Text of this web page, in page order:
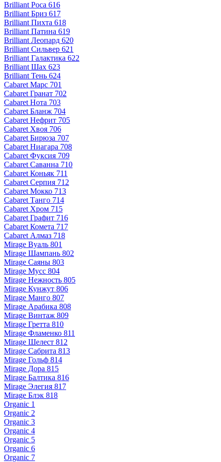
Brilliant Роса 616
Brilliant Бриз 617
Brilliant Пихта 618
Brilliant Патина 619
Brilliant Леопард 620
Brilliant Сильвер 621
Brilliant Галактика 622
Brilliant Шах 623
Brilliant Тень 624
Cabaret Марс 701
Cabaret Гранат 702
Cabaret Нота 703
Cabaret Бланж 704
Cabaret Нефрит 705
Cabaret Хвоя 706
Cabaret Бирюза 707
Cabaret Ниагара 708
Cabaret Фуксия 709
Cabaret Саванна 710
Cabaret Коньяк 711
Cabaret Серпия 712
Cabaret Мокко 713
Cabaret Танго 714
Cabaret Хром 715
Cabaret Графит 716
Cabaret Комета 717
Cabaret Алмаз 718
Mirage Вуаль 801
Mirage Шампань 802
Mirage Саяны 803
Mirage Мусс 804
Mirage Нежность 805
Mirage Кунжут 806
Mirage Манго 807
Mirage Арабика 808
Mirage Винтаж 809
Mirage Гретта 810
Mirage Фламенко 811
Mirage Шелест 812
Mirage Сабрита 813
Mirage Гольф 814
Mirage Дора 815
Mirage Балтика 816
Mirage Элегия 817
Mirage Блэк 818
Organic 1
Organic 2
Organic 3
Organic 4
Organic 5
Organic 6
Organic 7